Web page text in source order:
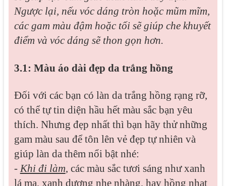
Ngược lại, nếu vóc dáng tròn hoặc mũm mĩm,
các gam màu đậm hoặc tối sẽ giúp che khuyết
điểm và vóc dáng sẽ thon gọn hơn.
3.1: Màu áo dài đẹp da trắng hồng
Đối với các bạn có làn da trắng hồng rạng rỡ,
có thể tự tin diện hầu hết màu sắc bạn yêu
thích. Nhưng đẹp nhất thì bạn hãy thử những
gam màu sau để tôn lên vẻ đẹp tự nhiên và
giúp làn da thêm nổi bật nhé:
- Khi đi làm, các màu sắc tươi sáng như xanh
lá mạ, xanh dương nhẹ nhàng, hay hồng nhạt